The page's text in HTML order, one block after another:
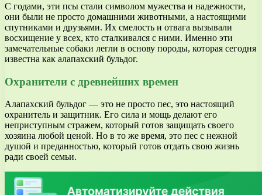
С годами, эти псы стали символом мужества и надежности,
они были не просто домашними животными, а настоящими
спутниками и друзьями. Их смелость и отвага вызывали
восхищение у всех, кто сталкивался с ними. Именно эти
замечательные собаки легли в основу породы, которая сегодня
известна как алапахский бульдог.
Охранители с древнейших времен
Алапахский бульдог — это не просто пес, это настоящий
охранитель и защитник. Его сила и мощь делают его
неприступным стражем, который готов защищать своего
хозяина любой ценой. Но в то же время, это пес с нежной
душой и преданностью, который готов отдать свою жизнь
ради своей семьи.